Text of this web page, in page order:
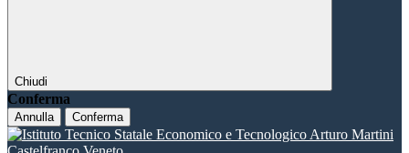
Chiudi
Conferma
Annulla Conferma